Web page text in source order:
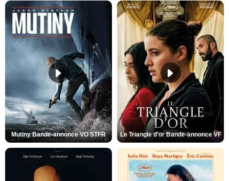
Mutiny Bande-annonce VO STFR Le Triangle d'or Bande-annonce VF